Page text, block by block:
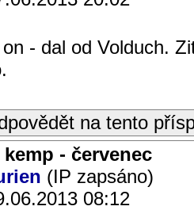
- dal od Volduch.
na tento
- červenec
(IP zapsáno)
08:12